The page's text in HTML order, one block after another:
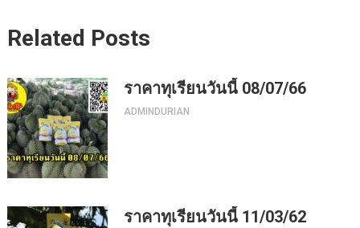
Related Posts
ราคาทุเรียนวันนี้ 08/07/66
ADMINDURIAN
ราคาทุเรียนวันนี้ 11/03/62